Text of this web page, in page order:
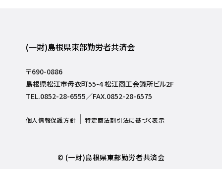
(一財)島根県東部勤労者共済会
〒690-0886
島根県松江市母衣町55-4 松江商工会議所ビル2F
TEL.0852-28-6555／FAX.0852-28-6575
個人情報保護方針 特定商法割引法に基づく表示
© (一財)島根県東部勤労者共済会